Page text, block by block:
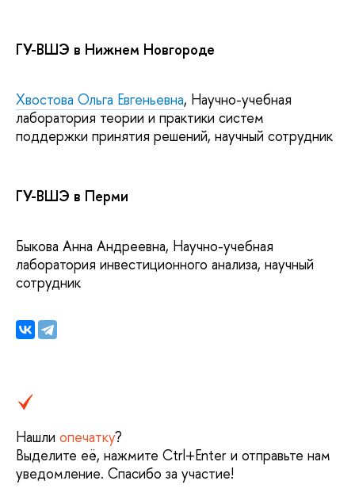
ГУ-ВШЭ в Нижнем Новгороде
Хвостова Ольга Евгеньевна, Научно-учебная
лаборатория теории и практики систем
поддержки принятия решений, научный сотрудник
ГУ-ВШЭ в Перми
Быкова Анна Андреевна, Научно-учебная
лаборатория инвестиционного анализа, научный
сотрудник
Нашли опечатку?
Выделите её, нажмите Ctrl+Enter и отправьте нам
уведомление. Спасибо за участие!